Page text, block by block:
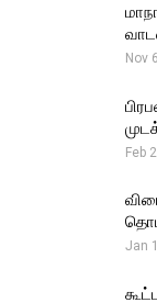
Nov
Feb
Jan